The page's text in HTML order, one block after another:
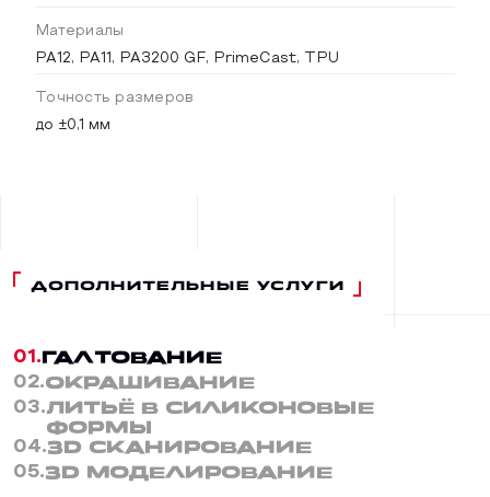
Материалы
PA12, PA11, PA3200 GF, PrimeCast, TPU
Точность размеров
до ±0,1 мм
ДОПОЛНИТЕЛЬНЫЕ УСЛУГИ
01. Галтование
02.Окрашивание
03.Литьё в силиконовые
формы
04.3D Сканирование
05.3D Моделирование